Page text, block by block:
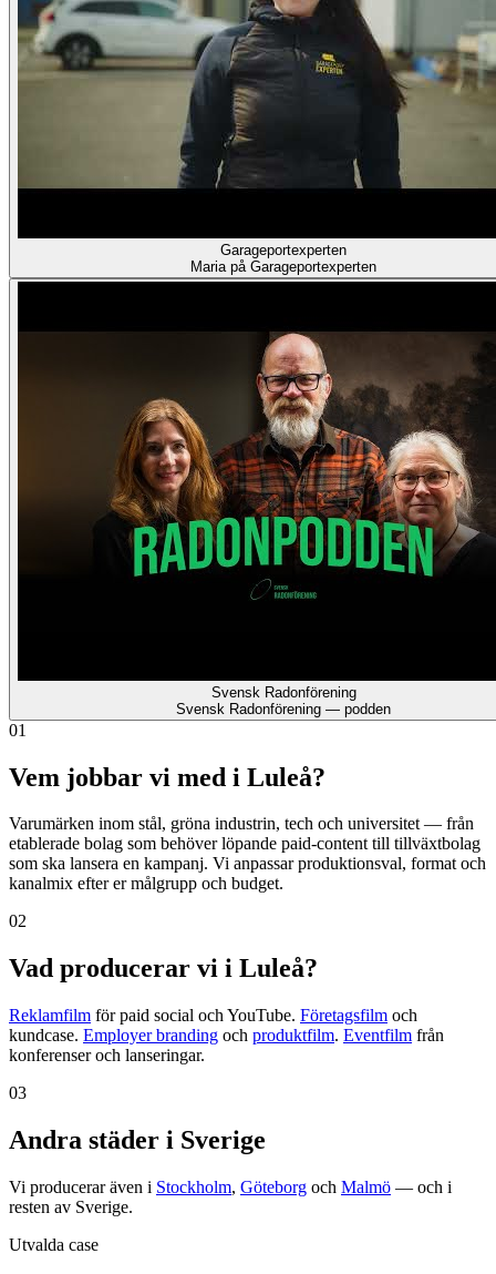
Garageportexperten
Maria på Garageportexperten
Svensk Radonförening
Svensk Radonförening — podden
01
Vem jobbar vi med i Luleå?
Varumärken inom stål, gröna industrin, tech och universitet — från
etablerade bolag som behöver löpande paid-content till tillväxtbolag
som ska lansera en kampanj. Vi anpassar produktionsval, format och
kanalmix efter er målgrupp och budget.
02
Vad producerar vi i Luleå?
Reklamfilm för paid social och YouTube. Företagsfilm och
kundcase. Employer branding och produktfilm. Eventfilm från
konferenser och lanseringar.
03
Andra städer i Sverige
Vi producerar även i Stockholm, Göteborg och Malmö — och i
resten av Sverige.
Utvalda case